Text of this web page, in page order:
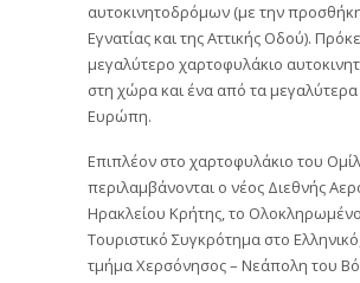
αυτοκινητοδρόμων (με την
Εγνατίας και της Αττικής Οδού).
μεγαλύτερο χαρτοφυλάκιο
στη χώρα και ένα από τα
Ευρώπη.
Επιπλέον στο χαρτοφυλάκιο του
περιλαμβάνονται ο νέος Διεθνής
Ηρακλείου Κρήτης, το Ολοκληρωμένο
Τουριστικό Συγκρότημα στο
τμήμα Χερσόνησος – Νεάπολη του